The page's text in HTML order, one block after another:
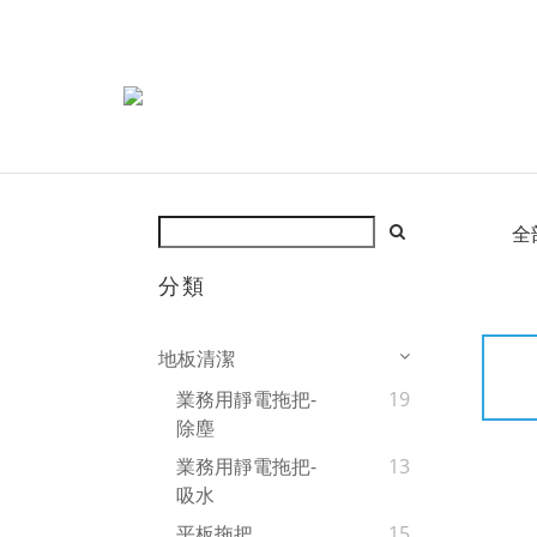
分類
地板清潔
業務用靜電拖把-
除塵
19
業務用靜電拖把-
吸水
13
全